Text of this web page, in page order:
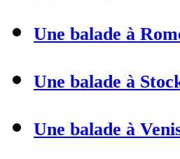
Une balade à
Une balade à
Une balade à